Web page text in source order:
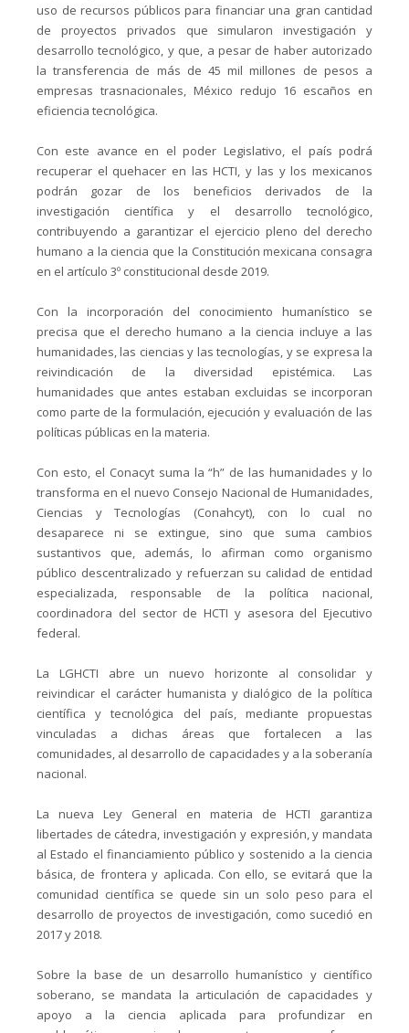
uso de recursos públicos para financiar una gran cantidad
de proyectos privados que simularon investigación y
desarrollo tecnológico, y que, a pesar de haber autorizado
la transferencia de más de 45 mil millones de pesos a
empresas trasnacionales, México redujo 16 escaños en
eficiencia tecnológica.
Con este avance en el poder Legislativo, el país podrá
recuperar el quehacer en las HCTI, y las y los mexicanos
podrán gozar de los beneficios derivados de la
investigación científica y el desarrollo tecnológico,
contribuyendo a garantizar el ejercicio pleno del derecho
humano a la ciencia que la Constitución mexicana consagra
en el artículo 3º constitucional desde 2019.
Con la incorporación del conocimiento humanístico se
precisa que el derecho humano a la ciencia incluye a las
humanidades, las ciencias y las tecnologías, y se expresa la
reivindicación de la diversidad epistémica. Las
humanidades que antes estaban excluidas se incorporan
como parte de la formulación, ejecución y evaluación de las
políticas públicas en la materia.
Con esto, el Conacyt suma la “h” de las humanidades y lo
transforma en el nuevo Consejo Nacional de Humanidades,
Ciencias y Tecnologías (Conahcyt), con lo cual no
desaparece ni se extingue, sino que suma cambios
sustantivos que, además, lo afirman como organismo
público descentralizado y refuerzan su calidad de entidad
especializada, responsable de la política nacional,
coordinadora del sector de HCTI y asesora del Ejecutivo
federal.
La LGHCTI abre un nuevo horizonte al consolidar y
reivindicar el carácter humanista y dialógico de la política
científica y tecnológica del país, mediante propuestas
vinculadas a dichas áreas que fortalecen a las
comunidades, al desarrollo de capacidades y a la soberanía
nacional.
La nueva Ley General en materia de HCTI garantiza
libertades de cátedra, investigación y expresión, y mandata
al Estado el financiamiento público y sostenido a la ciencia
básica, de frontera y aplicada. Con ello, se evitará que la
comunidad científica se quede sin un solo peso para el
desarrollo de proyectos de investigación, como sucedió en
2017 y 2018.
Sobre la base de un desarrollo humanístico y científico
soberano, se mandata la articulación de capacidades y
apoyo a la ciencia aplicada para profundizar en